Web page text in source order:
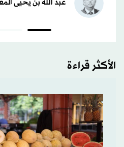
عبد الله بن يحيى
الأكثر قراءة